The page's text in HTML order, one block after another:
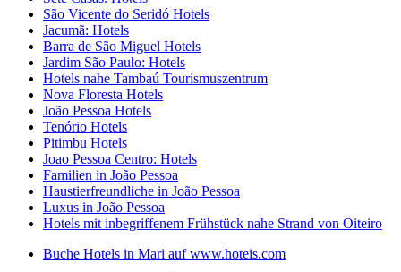
São Vicente do Seridó Hotels
Jacumã: Hotels
Barra de São Miguel Hotels
Jardim São Paulo: Hotels
Hotels nahe Tambaú Tourismuszentrum
Nova Floresta Hotels
João Pessoa Hotels
Tenório Hotels
Pitimbu Hotels
Joao Pessoa Centro: Hotels
Familien in João Pessoa
Haustierfreundliche in João Pessoa
Luxus in João Pessoa
Hotels mit inbegriffenem Frühstück nahe Strand von Oiteiro
Buche Hotels in Mari auf www.hoteis.com